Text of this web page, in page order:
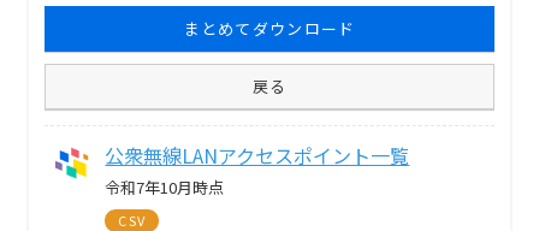
まとめてダウンロード
戻る
公衆無線LANアクセスポイント一覧
令和7年10月時点
CSV